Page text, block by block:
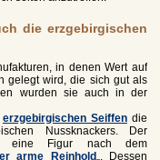
die erzgebirgischen
in denen Wert auf
gelegt wird, die sich gut als
wurden sie auch in der
erzgebirgischen Seiffendie
Nussknackers. Der
eine Figur nach dem
arme Reinhold„. Dessen